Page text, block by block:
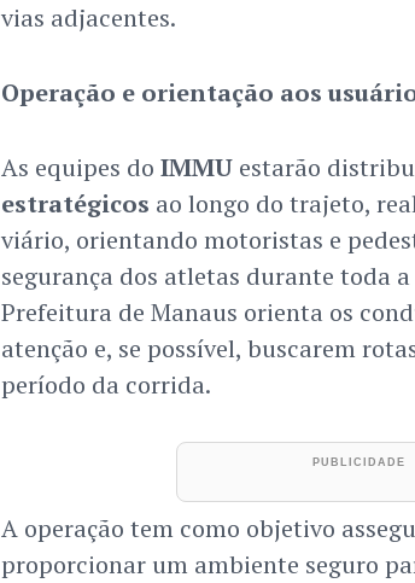
vias adjacentes.
Operação e orientação aos
As equipes do IMMUestarão
estratégicos ao longo do trajeto,
viário, orientando motoristas e
segurança dos atletas durante toda
Prefeitura de Manaus orienta os
atenção e, se possível, buscarem
período da corrida.
A operação tem como objetivo
proporcionar um ambiente seguro